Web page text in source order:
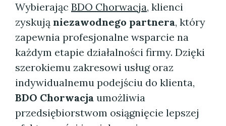
Wybierając BDO Chorwacja, klienci
zyskują niezawodnego partnera, który
zapewnia profesjonalne wsparcie na
każdym etapie działalności firmy. Dzięki
szerokiemu zakresowi usług oraz
indywidualnemu podejściu do klienta,
BDO Chorwacja umożliwia
przedsiębiorstwom osiągnięcie lepszej